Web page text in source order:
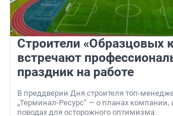
Строители «Образцовых
встречают
праздник на работе
В преддверии Дня строителя топ-
„Терминал-Ресурс“ — о планах компании,
поводах для осторожного оптимизма.